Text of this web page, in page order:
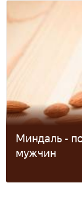
Миндаль -
мужчин